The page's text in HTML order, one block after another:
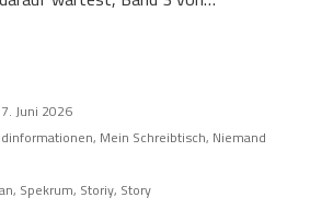
Juni 2026
, Mein Schreibtisch, Niemand
, Spekrum, Storiy, Story